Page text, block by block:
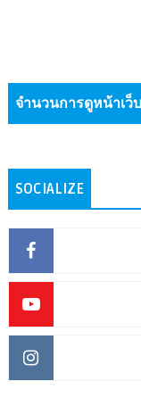
จำนวนการดูหน้าเว็
SOCIALIZE